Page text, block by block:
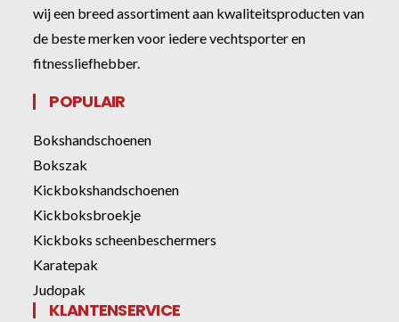
wij een breed assortiment aan kwaliteitsproducten van
de beste merken voor iedere vechtsporter en
fitnessliefhebber.
POPULAIR
Bokshandschoenen
Bokszak
Kickbokshandschoenen
Kickboksbroekje
Kickboks scheenbeschermers
Karatepak
Judopak
KLANTENSERVICE